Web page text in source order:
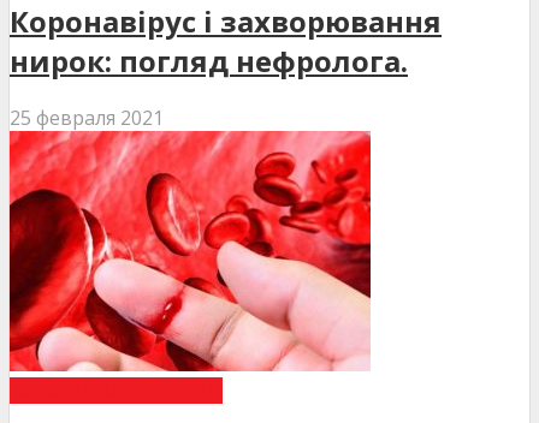
Коронавірус і захворювання
нирок: погляд нефролога.
25 февраля 2021